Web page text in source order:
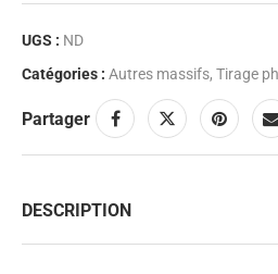
UGS : ND
Catégories : Autres massifs, Tirage
Partager
DESCRIPTION